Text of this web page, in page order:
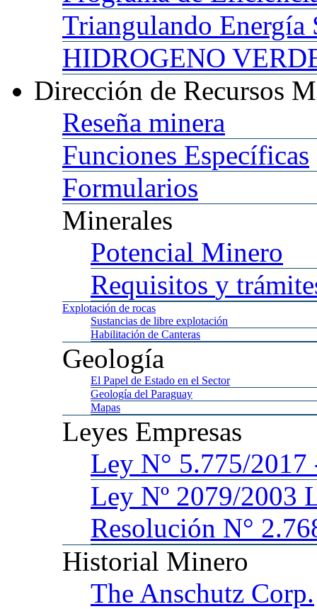
Triangulando Energía
HIDROGENO
Dirección de Recursos
Reseña minera
Funciones Específicas
Formularios
Minerales
Potencial Minero
Requisitos y
Explotación de rocas
Sustancias de libre explotación
Habilitación de Canteras
Geología
El Papel de Estado en el Sector
Geología del Paraguay
Mapas
Leyes Empresas
Ley N° 5.775/
Ley Nº 2079/2003
Resolución N°
Historial Minero
The Anschutz Corp.